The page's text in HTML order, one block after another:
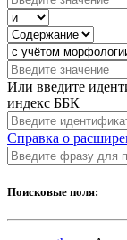
Или введите
индекс ББК
Справка о
Поисковые поля: